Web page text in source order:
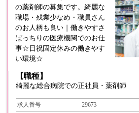
の薬剤師の募集です。綺麗な
職場・残業少なめ・職員さん
のお人柄も良い｜働きやすさ
ばっちりの医療機関でのお仕
事☆日祝固定休みの働きやす
い環境☆
【職種】
綺麗な総合病院での正社員・薬剤師
求人番号
29673